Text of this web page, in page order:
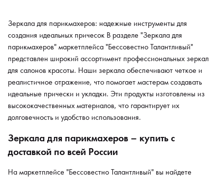
Зеркала для парикмахеров: надежные инструменты для
создания идеальных причесок В разделе "Зеркала для
парикмахеров" маркетплейса "Бессовестно Талантливый"
представлен широкий ассортимент профессиональных зеркал
для салонов красоты. Наши зеркала обеспечивают четкое и
реалистичное отражение, что помогает мастерам создавать
идеальные прически и укладки. Эти продукты изготовлены из
высококачественных материалов, что гарантирует их
долговечность и удобство использования.
Зеркала для парикмахеров – купить с
доставкой по всей России
На маркетплейсе "Бессовестно Талантливый" вы найдете